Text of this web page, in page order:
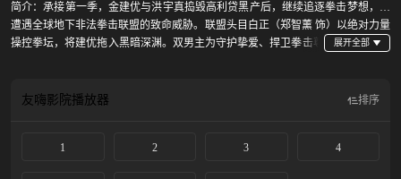
简介：承接第一季，金建优与洪宇真捣毁高利贷黑产后，继续追逐拳击梦想，却
遭遇全球地下非法拳击联盟的致命威胁。联盟头目白正（郑智薰 饰）以绝对力量
操控拳坛，将建优拖入黑暗深渊。双男主为守护挚爱、捍卫拳击尊
友嗨影院播放器 排序
1 2 3 4